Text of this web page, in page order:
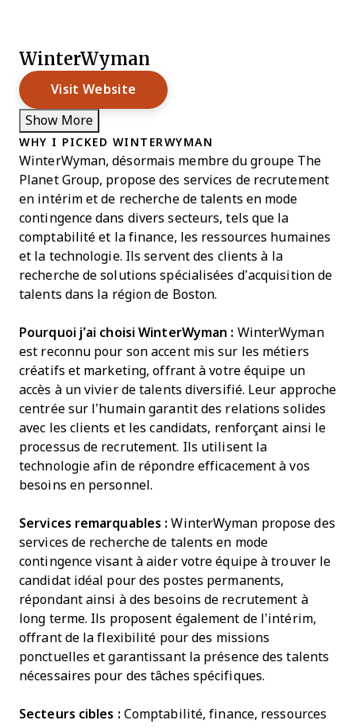
WinterWyman
Visit Website
Show More
WHY I PICKED WINTERWYMAN
WinterWyman, désormais membre du groupe The
Planet Group, propose des services de recrutement
en intérim et de recherche de talents en mode
contingence dans divers secteurs, tels que la
comptabilité et la finance, les ressources humaines
et la technologie. Ils servent des clients à la
recherche de solutions spécialisées d’acquisition de
talents dans la région de Boston.
Pourquoi j’ai choisi WinterWyman : WinterWyman
est reconnu pour son accent mis sur les métiers
créatifs et marketing, offrant à votre équipe un
accès à un vivier de talents diversifié. Leur approche
centrée sur l’humain garantit des relations solides
avec les clients et les candidats, renforçant ainsi le
processus de recrutement. Ils utilisent la
technologie afin de répondre efficacement à vos
besoins en personnel.
Services remarquables : WinterWyman propose des
services de recherche de talents en mode
contingence visant à aider votre équipe à trouver le
candidat idéal pour des postes permanents,
répondant ainsi à des besoins de recrutement à
long terme. Ils proposent également de l’intérim,
offrant de la flexibilité pour des missions
ponctuelles et garantissant la présence des talents
nécessaires pour des tâches spécifiques.
Secteurs cibles : Comptabilité, finance, ressources